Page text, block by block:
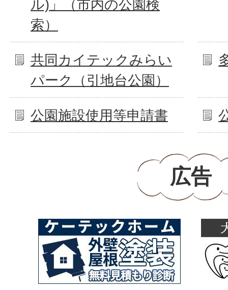
ル)」（市内の公園検
索）
共同カイテックみらい
パーク（引地台公園）
公園施設使用等申請書
広告